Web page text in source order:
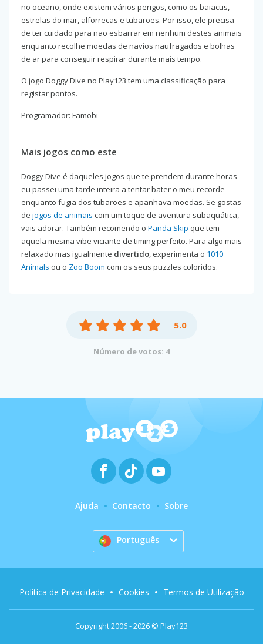
no oceano, onde existem vários perigos, como os baiacus,
estrelas do mar, alforrecas e tubarões. Por isso, ele precisa
de ter cuidado para não esbarrar em nenhum destes animais
enquanto recolhe moedas de navios naufragados e bolhas
de ar para conseguir respirar durante mais tempo.
O jogo Doggy Dive no Play123 tem uma classificação para
registar pontos.
Programador: Famobi
Mais jogos como este
Doggy Dive é daqueles jogos que te prendem durante horas -
eu passei uma tarde inteira a tentar bater o meu recorde
enquanto fugia dos tubarões e apanhava moedas. Se gostas
de jogos de animais com um toque de aventura subaquática,
vais adorar. Também recomendo o Panda Skip que tem
aquela mesma vibe viciante de timing perfeito. Para algo mais
relaxado mas igualmente divertido, experimenta o 1010
Animals ou o Zoo Boom com os seus puzzles coloridos.
5.0
Número de votos: 4
Ajuda Contacto Sobre
Português
Copyright 2006 - 2026 © Play123
Política de Privacidade Cookies Termos de Utilização